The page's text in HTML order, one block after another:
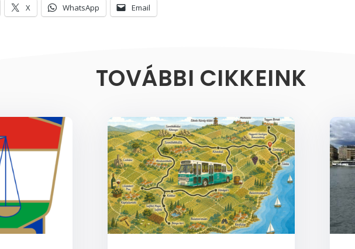
X WhatsApp Email
TOVÁBBI CIKKEINK